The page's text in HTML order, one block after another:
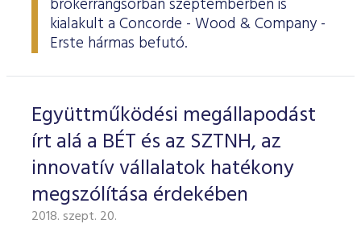
ESG Útmutató
brókerrangsorban szeptemberben is
kialakult a Concorde - Wood & Company -
Erste hármas befutó.
Együttműködési megállapodást
írt alá a BÉT és az SZTNH, az
innovatív vállalatok hatékony
megszólítása érdekében
2018. szept. 20.